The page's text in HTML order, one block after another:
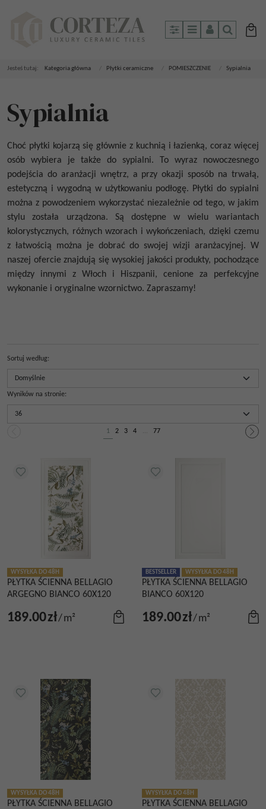
PanelMenuPanelSzukaj
Jesteś tutaj: Kategoria główna Płytki ceramiczne POMIESZCZENIE Sypialnia
Sypialnia
Choć płytki kojarzą się głównie z kuchnią i łazienką, coraz więcej
osób wybiera je także do sypialni. To wyraz nowoczesnego
podejścia do aranżacji wnętrz, a przy okazji sposób na trwałą,
estetyczną i wygodną w użytkowaniu podłogę. Płytki do sypialni
można z powodzeniem wykorzystać niezależnie od tego, w jakim
stylu została urządzona. Są dostępne w wielu wariantach
kolorystycznych, różnych wzorach i wykończeniach, dzięki czemu
z łatwością można je dobrać do swojej wizji aranżacyjnej. W
naszej ofercie znajdują się wysokiej jakości produkty, pochodzące
między innymi z Włoch i Hiszpanii, cenione za perfekcyjne
wykonanie i oryginalne wzornictwo. Zapraszamy!
Sortuj według:
Wyników na stronie:
1 2 3 4 ... 77
WYSYŁKA DO 48H
PŁYTKA ŚCIENNA BELLAGIO
ARGEGNO BIANCO 60X120
189.00zł/m²
BESTSELLER WYSYŁKA DO 48H
PŁYTKA ŚCIENNA BELLAGIO
BIANCO 60X120
189.00zł/m²
WYSYŁKA DO 48H
PŁYTKA ŚCIENNA BELLAGIO
WYSYŁKA DO 48H
PŁYTKA ŚCIENNA BELLAGIO